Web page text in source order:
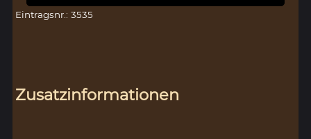
Eintragsnr.: 3535
Zusatzinformationen